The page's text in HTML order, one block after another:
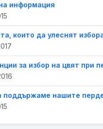
информация
поддържаме нашите